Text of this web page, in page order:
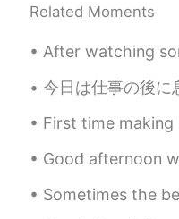
gtj2017
JPFR EN ESCN
I also reduce
Related Moments
After watching some deep sea fishing
今日は仕事の後に息子と一緒にジムに筋トレした Today after
First time making lamb tonight! 🐑 I
Good afternoon wonderful people! It is
Sometimes the best thing you can do is